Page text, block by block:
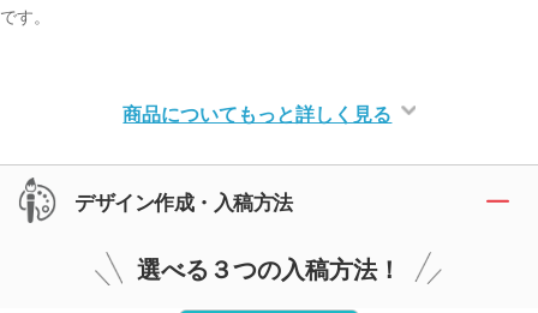
です。
商品についてもっと詳しく見る
デザイン作成・入稿方法
選べる３つの入稿方法！